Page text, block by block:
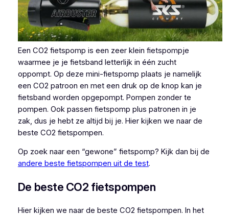
Een CO2 fietspomp is een zeer klein fietspompje
waarmee je je fietsband letterlijk in één zucht
oppompt. Op deze mini-fietspomp plaats je namelijk
een CO2 patroon en met een druk op de knop kan je
fietsband worden opgepompt. Pompen zonder te
pompen. Ook passen fietspomp plus patronen in je
zak, dus je hebt ze altijd bij je. Hier kijken we naar de
beste CO2 fietspompen.
Op zoek naar een “gewone” fietspomp? Kijk dan bij de
andere beste fietspompen uit de test.
De beste CO2 fietspompen
Hier kijken we naar de beste CO2 fietspompen. In het